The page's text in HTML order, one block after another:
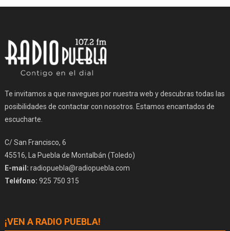
Te invitamos a que navegues por nuestra web y descubras todas las
posibilidades de contactar con nosotros. Estamos encantados de
escucharte.
C/ San Francisco, 6
45516, La Puebla de Montalbán (Toledo)
E-mail: radiopuebla@radiopuebla.com
Teléfono: 925 750 315
¡VEN A RADIO PUEBLA!